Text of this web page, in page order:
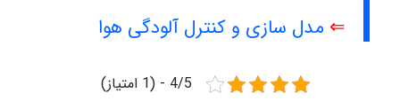
⇐ مدل سازی و کنترل آلودگی هوا
4/5 - (1 امتیاز)